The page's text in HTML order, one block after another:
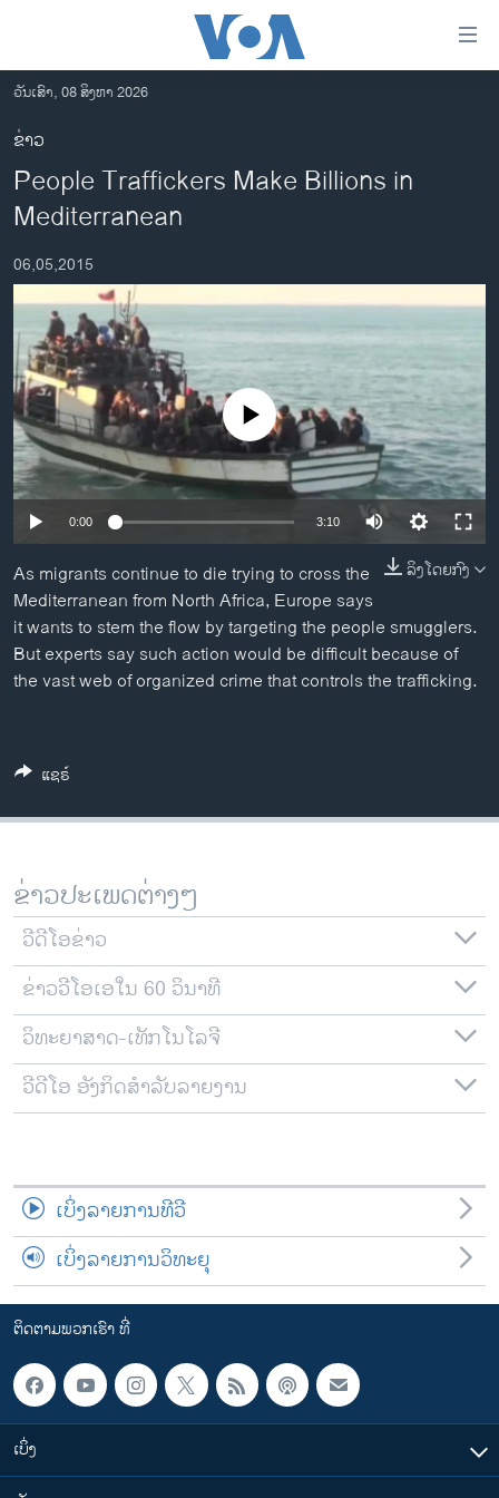
ເຂົ້າ
ຫາ
ຂ້າມ
ຂ້າມ
ຂ້າມ
ໄປ
ຫາ
ຊອກ
ຄົ້ນ
ອາເມຣິກາ
ຂ່າວ​ຈີນ
ໂລກ
ເອເຊຍ
ອິດສະຫຼະພາບດ້ານການຂ່າວ
ຊີວິດຊາວລາວ
ຊຸມຊົນຊາວລາວ
ວິທະຍາສາດ-ເທັກໂນໂລຈີ
ພາສາອັງກິດ
ວີດີໂອ
ສຽງ
ວັນເສົາ, 08 ສິງຫາ 2026
ຂ່າວ
People Traffickers Make Billions in
Mediterranean
06,05,2015
No media source currently available
0:00 3:10
ລິງໂດຍກົງ
As migrants continue to die trying to cross the
Mediterranean from North Africa, Europe says
it wants to stem the flow by targeting the people smugglers.
But experts say such action would be difficult because of
the vast web of organized crime that controls the trafficking.
ແຊຣ໌
ຂ່າວປະເພດຕ່າງໆ
ວີດີໂອຂ່າວ
ຂ່າວວີໂອເອໃນ 60 ວິນາທີ
ວິທະຍາສາດ-ເທັກໂນໂລຈີ
ວີດີໂອ ອັງກິດສຳລັບລາຍງານ
ເບິ່ງລາຍການທີວີ
ເບິ່ງລາຍການວິທະຍຸ
ຕິດຕາມພວກເຮົາ ທີ່
ເບິ່ງ